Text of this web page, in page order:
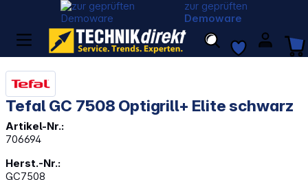
zur geprüften
Demoware
Tefal GC 7508 Optigrill+ Elite schwarz
Artikel-Nr.:
706694
Herst.-Nr.:
GC7508